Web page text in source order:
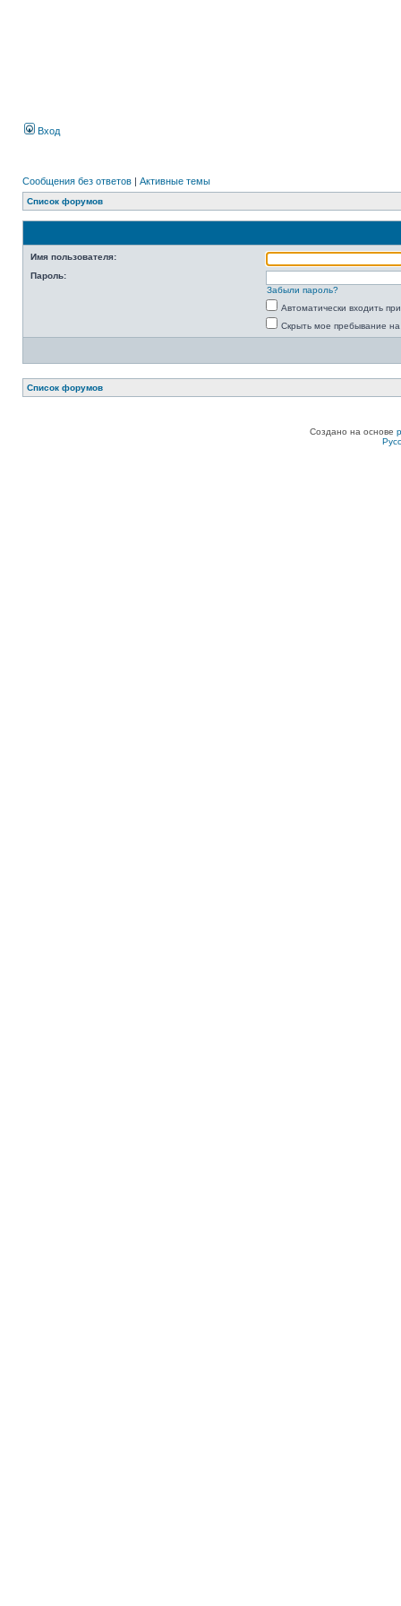
Вход
Сообщения без ответов | Активные темы
Список форумов
Имя пользователя:
Пароль:
Забыли пароль?
Автоматически входить
Скрыть мое пребывание
Список форумов
Создано на основе